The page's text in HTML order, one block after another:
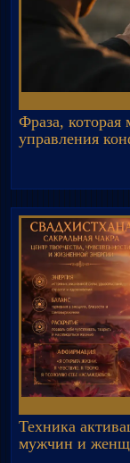
Фраза, которая
управления
Техника
мужчин и